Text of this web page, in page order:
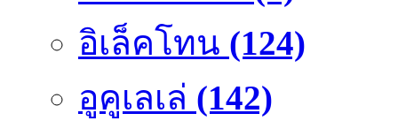
อิเล็คโทน (124)
อูคูเลเล่ (142)